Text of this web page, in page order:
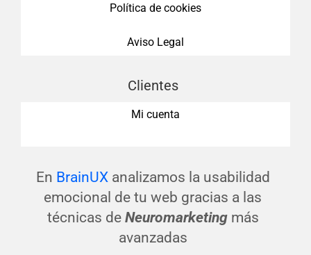
Política de cookies
Aviso Legal
Clientes
Mi cuenta
En BrainUXanalizamos la usabilidad
emocional de tu web gracias a las
técnicas de Neuromarketingmás
avanzadas